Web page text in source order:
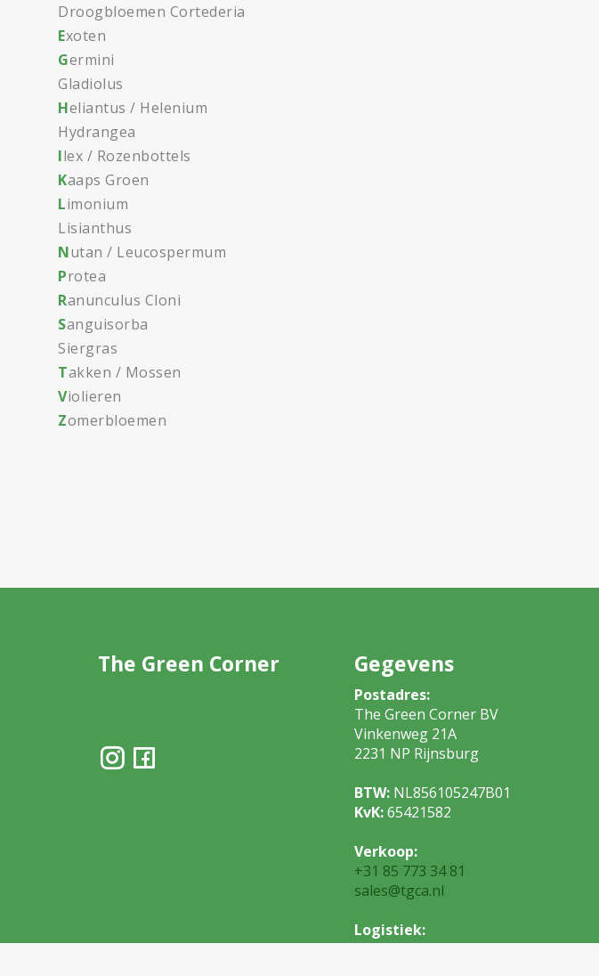
Droogbloemen Cortederia
Exoten
Germini
Gladiolus
Heliantus / Helenium
Hydrangea
Ilex / Rozenbottels
Kaaps Groen
Limonium
Lisianthus
Nutan / Leucospermum
Protea
Ranunculus Cloni
Sanguisorba
Siergras
Takken / Mossen
Violieren
Zomerbloemen
The Green Corner Gegevens
Postadres:
The Green Corner BV
Vinkenweg 21A
2231 NP Rijnsburg
BTW: NL856105247B01
KvK:65421582
Verkoop:
+31 85 773 34 81
sales@tgca.nl
Logistiek:
+31 85 773 34 82